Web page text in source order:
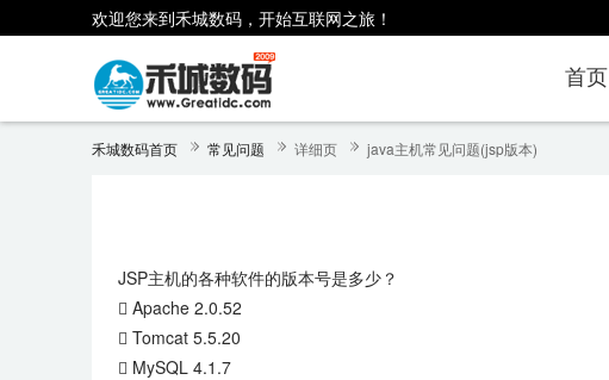
欢迎您来到禾城数码，开始互联网之旅！
首页
禾城数码首页 常见问题 详细页 java主机常见问题(jsp版本)
JSP主机的各种软件的版本号是多少？
 Apache 2.0.52
 Tomcat 5.5.20
 MySQL 4.1.7